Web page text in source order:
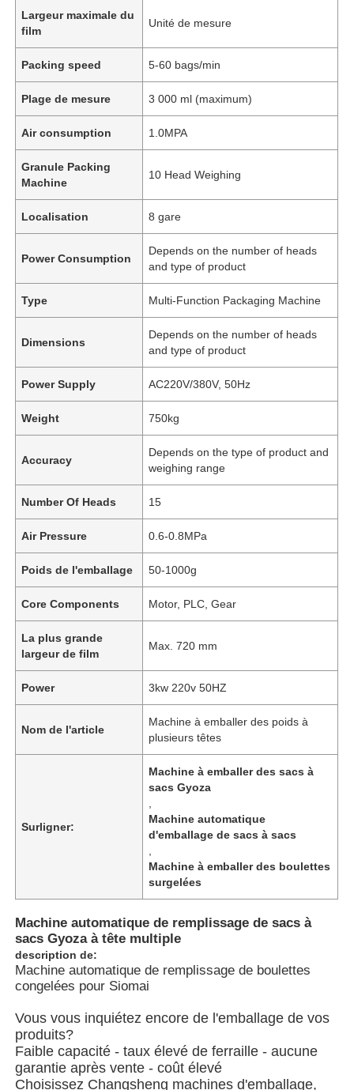
À la maison
Produits
Vidéos
Visite de l'usine
Nous contacter
nouvelles
Les affaires
Machines à emballer en rotation
Largeur maximale du
film
Unité de mesure
Packing speed 5-60 bags/min
Plage de mesure 3 000 ml (maximum)
Air consumption 1.0MPA
Granule Packing
Machine
10 Head Weighing
Localisation 8 gare
Power Consumption
Depends on the number of heads
and type of product
Type Multi-Function Packaging Machine
Dimensions
Depends on the number of heads
and type of product
Power Supply AC220V/380V, 50Hz
Weight 750kg
Accuracy
Depends on the type of product and
weighing range
Number Of Heads 15
Air Pressure 0.6-0.8MPa
Poids de l'emballage 50-1000g
Core Components Motor, PLC, Gear
La plus grande
largeur de film
Max. 720 mm
Power 3kw 220v 50HZ
Nom de l'article
Machine à emballer des poids à
plusieurs têtes
Surligner:
Machine à emballer des sacs à
sacs Gyoza
Machine automatique
d'emballage de sacs à sacs
Machine à emballer des boulettes
surgelées
Machine automatique de remplissage de sacs à
sacs Gyoza à tête multiple
description de:
Machine automatique de remplissage de boulettes
congelées pour Siomai
Vous vous inquiétez encore de l'emballage de vos
produits?
Faible capacité - taux élevé de ferraille - aucune
garantie après vente - coût élevé
Choisissez Changsheng machines d'emballage,